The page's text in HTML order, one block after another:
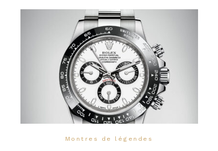
Montres de légendes